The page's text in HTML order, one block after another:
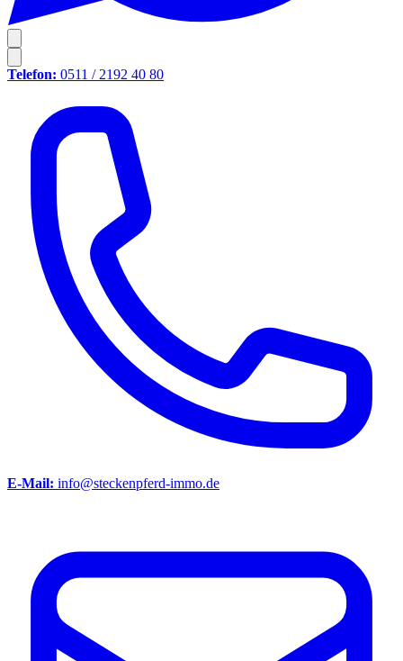
Telefon: 0511 / 2192 40 80
E-Mail: info@steckenpferd-immo.de